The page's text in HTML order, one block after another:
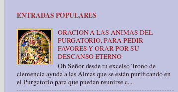
ENTRADAS POPULARES
ORACION A LAS ANIMAS DEL
PURGATORIO, PARA PEDIR
FAVORES Y ORAR POR SU
DESCANSO ETERNO
Oh Señor desde tu excelso Trono de
clemencia ayuda a las Almas que se están purificando en
el Purgatorio para que puedan reunirse c...